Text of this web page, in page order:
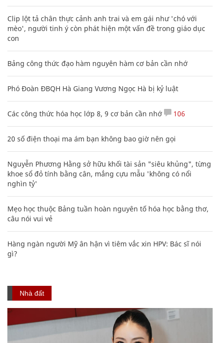
Clip lột tả chân thực cảnh anh trai và em gái như 'chó với
mèo', người tinh ý còn phát hiện một vấn đề trong giáo dục
con
Bảng công thức đạo hàm nguyên hàm cơ bản cần nhớ
Phó Đoàn ĐBQH Hà Giang Vương Ngọc Hà bị kỷ luật
Các công thức hóa học lớp 8, 9 cơ bản cần nhớ 106
20 số điện thoại ma ám bạn không bao giờ nên gọi
Nguyễn Phương Hằng sở hữu khối tài sản "siêu khủng", từng
khoe sổ đỏ tính bằng cân, mắng cựu mẫu 'không có nổi
nghìn tỷ'
Mẹo học thuộc Bảng tuần hoàn nguyên tố hóa học bằng thơ,
câu nói vui vẻ
Hàng ngàn người Mỹ ân hận vì tiêm vắc xin HPV: Bác sĩ nói
gì?
Nhà đất